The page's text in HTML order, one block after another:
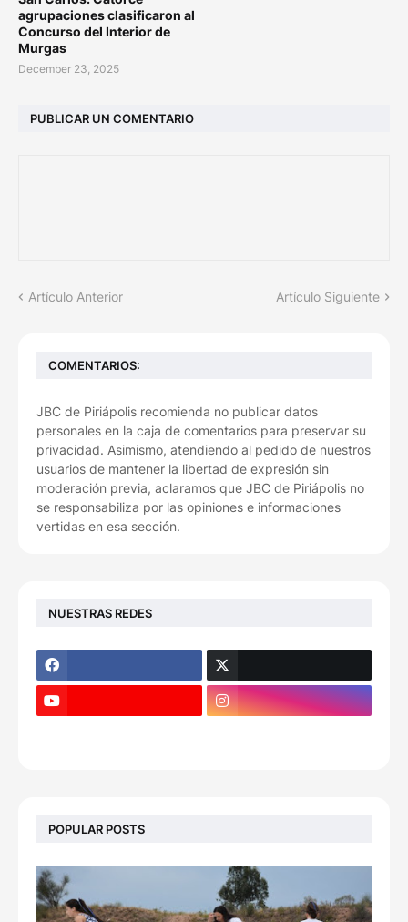
agrupaciones clasificaron al
Concurso del Interior de
Murgas
December 23, 2025
PUBLICAR UN COMENTARIO
Artículo Anterior Artículo Siguiente
COMENTARIOS:
JBC de Piriápolis recomienda no publicar datos
personales en la caja de comentarios para preservar su
privacidad. Asimismo, atendiendo al pedido de nuestros
usuarios de mantener la libertad de expresión sin
moderación previa, aclaramos que JBC de Piriápolis no
se responsabiliza por las opiniones e informaciones
vertidas en esa sección.
NUESTRAS REDES
POPULAR POSTS